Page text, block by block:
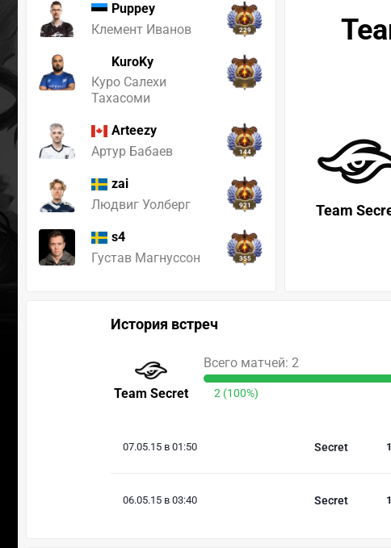
Puppey
Клемент Иванов
229
KuroKy
Куро Салехи
Тахасоми
Arteezy
Артур Бабаев
144
zai
Людвиг Уолберг
921
s4
Густав Магнуссон
355
Team
История встреч
Team Secret
Всего матчей: 2
2 (100%)
07.05.15 в 01:50 Secret 1
06.05.15 в 03:40 Secret 1